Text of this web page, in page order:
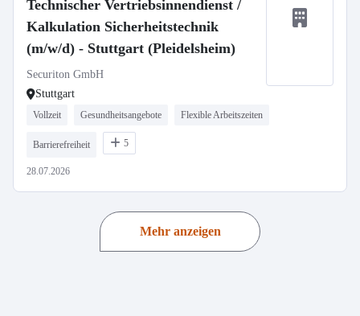
Technischer Vertriebsinnendienst /
Kalkulation Sicherheitstechnik
(m/w/d) - Stuttgart (Pleidelsheim)
Securiton GmbH
Stuttgart
Vollzeit Gesundheitsangebote Flexible Arbeitszeiten
Barrierefreiheit 5
28.07.2026
Mehr anzeigen